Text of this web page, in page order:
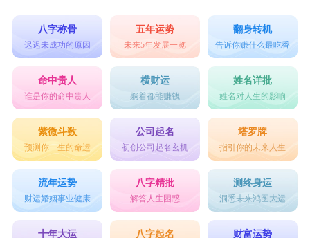
八字称骨
迟迟未成功的原因
五年运势
未来5年发展一览
翻身转机
告诉你赚什么最吃香
命中贵人
谁是你的命中贵人
横财运
躺着都能赚钱
姓名详批
姓名对人生的影响
紫微斗数
预测你一生的命运
公司起名
初创公司起名玄机
塔罗牌
指引你的未来人生
流年运势
财运婚姻事业健康
八字精批
解答人生困惑
测终身运
洞悉未来鸿图大运
十年大运 八字起名 财富运势